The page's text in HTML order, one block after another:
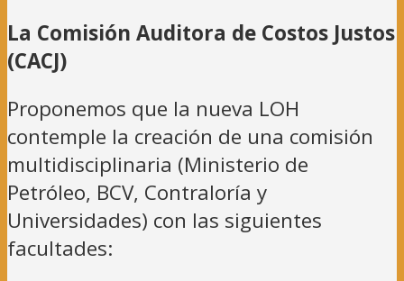
La Comisión Auditora de Costos Justos
(CACJ)
Proponemos que la nueva LOH
contemple la creación de una comisión
multidisciplinaria (Ministerio de
Petróleo, BCV, Contraloría y
Universidades) con las siguientes
facultades: